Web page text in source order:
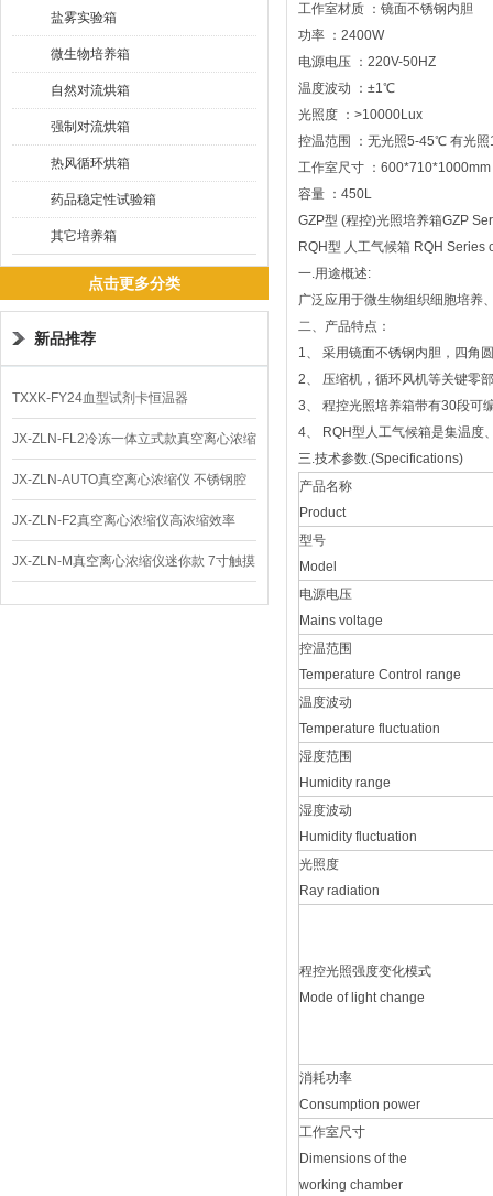
盐雾实验箱
微生物培养箱
自然对流烘箱
强制对流烘箱
热风循环烘箱
药品稳定性试验箱
其它培养箱
点击更多分类
新品推荐
TXXK-FY24血型试剂卡恒温器
JX-ZLN-FL2冷冻一体立式款真空离心浓缩
仪 低温功能
JX-ZLN-AUTO真空离心浓缩仪 不锈钢腔
体
JX-ZLN-F2真空离心浓缩仪高浓缩效率
JX-ZLN-M真空离心浓缩仪迷你款 7寸触摸
屏
工作室材质 ：镜面不锈钢内胆
功率 ：2400W
电源电压 ：220V-50HZ
温度波动 ：±1℃
光照度 ：>10000Lux
控温范围 ：无光照5-45℃ 有光
工作室尺寸 ：600*710*1000mm
容量 ：450L
GZP型 (程控)光照培养箱GZP
RQH型 人工气候箱 RQH
一.用途概述:
广泛应用于微生物组织细胞培养
二、产品特点：
1、 采用镜面不锈钢内胆，四角
2、 压缩机，循环风机等关键零
3、 程控光照培养箱带有30段可
4、 RQH型人工气候箱是集温度
三.技术参数.(Specifications)
产品名称
Product
型号
Model
电源电压
Mains voltage
控温范围
Temperature Control range
温度波动
Temperature fluctuation
湿度范围
Humidity range
湿度波动
Humidity fluctuation
光照度
Ray radiation
程控光照强度变化模式
Mode of light change
消耗功率
Consumption power
工作室尺寸
Dimensions of the
working chamber